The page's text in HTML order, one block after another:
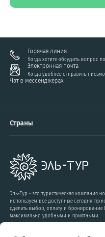
Горячая линия
Когда хотите обсудить вопрос
Электронная почта
Когда удобнее отправить письмо
Чат в мессенджерах
Эль-Тур - это туристическая компания
используем все доступные сегодня
сделать выбор, оплату и бронирование
максимально удобными и приятными.
Страны